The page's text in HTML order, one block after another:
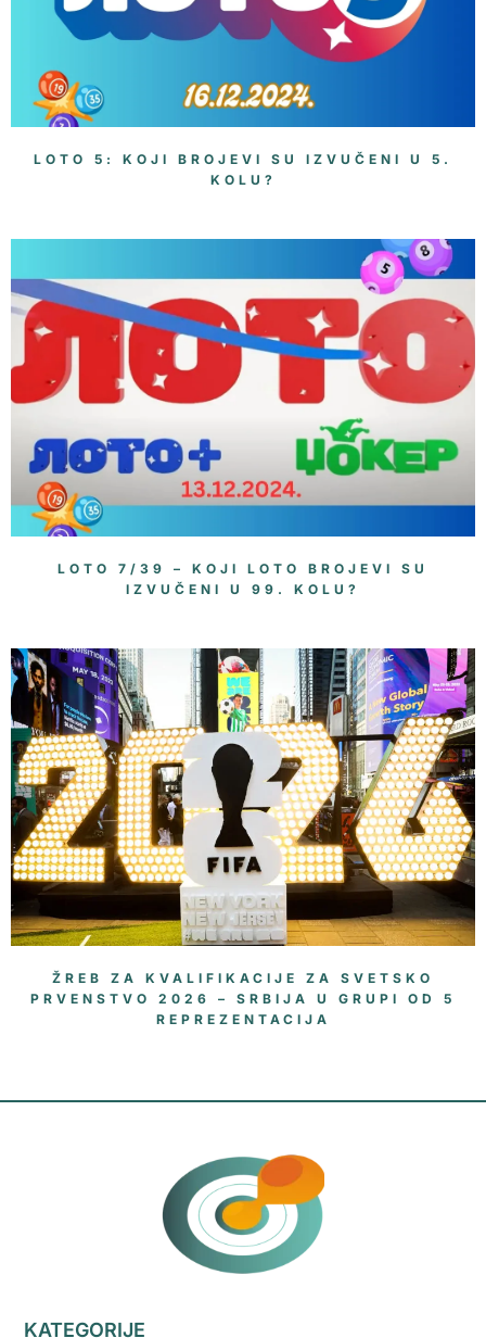
LOTO 5: KOJI BROJEVI SU IZVUČENI U 5.
KOLU?
LOTO 7/39 – KOJI LOTO BROJEVI SU
IZVUČENI U 99. KOLU?
ŽREB ZA KVALIFIKACIJE ZA SVETSKO
PRVENSTVO 2026 – SRBIJA U GRUPI OD 5
REPREZENTACIJA
KATEGORIJE